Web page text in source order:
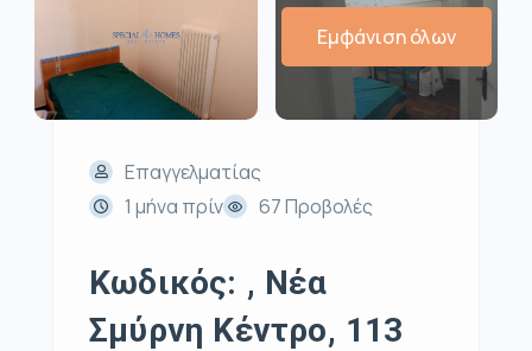
Εμφάνιση όλων
Επαγγελματίας
1 μήνα πρίν
67 Προβολές
Κωδικός: , Νέα
Σμύρνη Κέντρο, 113